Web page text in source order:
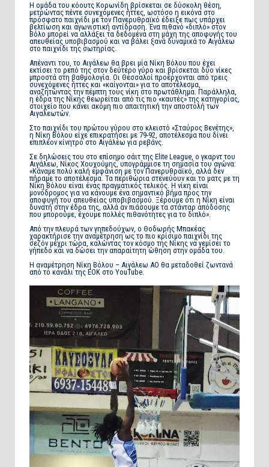
Η ομάδα του κόουτς Κορωνίδη βρίσκεται σε δύσκολη θέση,
μετρώντας πέντε συνεχόμενες ήττες, ωστόσο η εικόνα στο
πρόσφατο παιχνίδι με τον Πανερυθραϊκό έδειξε πως υπάρχει
βελτίωση και αγωνιστική αντίδραση. Ένα πιθανό «διπλό» στον
Βόλο μπορεί να αλλάξει τα δεδομένα στη μάχη της αποφυγής του
απευθείας υποβιβασμού και να βάλει ξανά δυναμικά το Αιγάλεω
στο παιχνίδι της σωτηρίας.
Απέναντι του, το Αιγάλεω θα βρει μία Νίκη Βόλου που έχει
εκτίσει το ρεπό της στον δεύτερο γύρο και βρίσκεται δύο νίκες
μπροστά στη βαθμολογία. Οι Θεσσαλοί προέρχονται από τρεις
συνεχόμενες ήττες και «καίγονται» για το αποτέλεσμα,
αναζητώντας την πέμπτη τους νίκη στο πρωτάθλημα. Παράλληλα,
η έδρα της Νίκης θεωρείται από τις πιο «καυτές» της κατηγορίας,
στοιχείο που κάνει ακόμη πιο απαιτητική την αποστολή των
Αιγαλεωτών.
Στο παιχνίδι του πρώτου γύρου στο κλειστό «Σταύρος Βενέτης»,
η Νίκη Βόλου είχε επικρατήσει με 79-92, αποτέλεσμα που δίνει
επιπλέον κίνητρο στο Αιγάλεω για ρεβάνς.
Σε δηλώσεις του στο επίσημο σάιτ της Elite League, ο γκαρντ του
Αιγάλεω, Νίκος Χουχούμης, υπογράμμισε τη σημασία του αγώνα:
«Κάναμε πολύ καλή εμφάνιση με τον Πανερυθραϊκό, αλλά δεν
πήραμε το αποτέλεσμα. Τα περιθώρια στενεύουν και το ματς με τη
Νίκη Βόλου είναι ένας πραγματικός τελικός. Η νίκη είναι
μονόδρομος για να κάνουμε ένα σημαντικό βήμα προς την
αποφυγή του απευθείας υποβιβασμού. Ξέρουμε ότι η Νίκη είναι
δυνατή στην έδρα της, αλλά αν πιάσουμε τα στάνταρ απόδοσης
που μπορούμε, έχουμε πολλές πιθανότητες για το διπλό».
Από την πλευρά των γηπεδούχων, ο Θοδωρής Μπακέας
χαρακτήρισε την αναμέτρηση ως το πιο κρίσιμο παιχνίδι της
σεζόν μέχρι τώρα, καλώντας τον κόσμο της Νίκης να γεμίσει το
γήπεδο και να δώσει την απαραίτητη ώθηση στην ομάδα του.
Η αναμέτρηση Νίκη Βόλου – Αιγάλεω ΑΟ θα μεταδοθεί ζωντανά
από το κανάλι της ΕΟΚ στο YouTube.